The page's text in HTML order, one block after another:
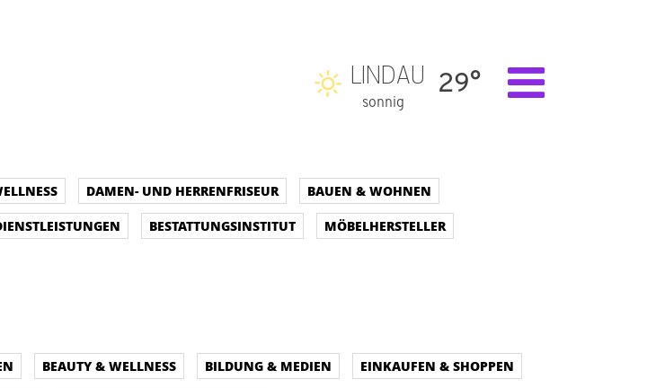
LINDAU
sonnig
29°
DAMEN- UND HERRENFRISEUR
BAUEN & WOHNEN
BESTATTUNGSINSTITUT
MÖBELHERSTELLER
BEAUTY & WELLNESS BILDUNG & MEDIEN
EINKAUFEN & SHOPPEN